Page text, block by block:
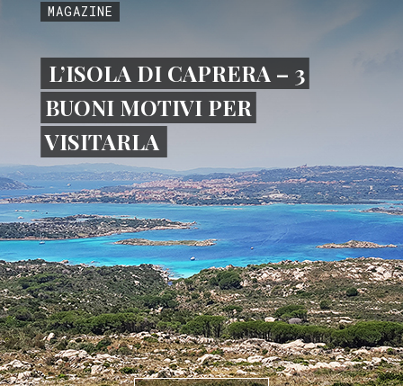
MAGAZINE
L’ISOLA DI CAPRERA – 3
BUONI MOTIVI PER
VISITARLA